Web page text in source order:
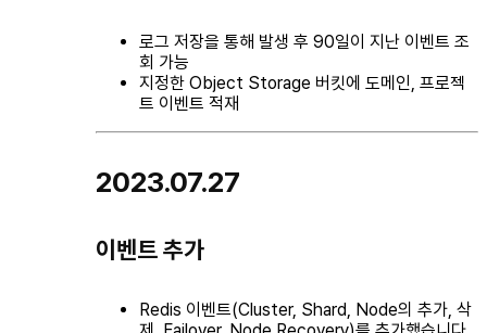
로그 저장을 통해 발생 후 90일이 지난 이벤트 조
회 가능
지정한 Object Storage 버킷에 도메인, 프로젝
트 이벤트 적재
2023.07.27
이벤트 추가
Redis 이벤트(Cluster, Shard, Node의 추가, 삭